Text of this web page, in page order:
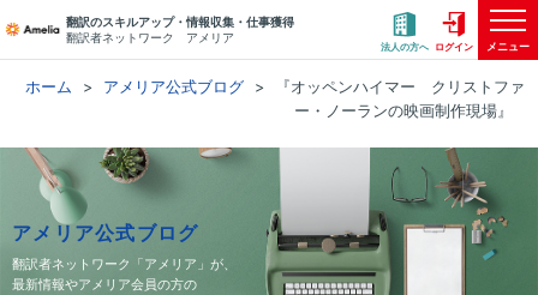
翻訳のスキルアップ・情報収集・仕事獲得
翻訳者ネットワーク アメリア
法人の方へ ログイン メニュー
ホーム アメリア公式ブログ
『オッペンハイマー クリストファ
ー・ノーランの映画制作現場』
アメリア公式ブログ
翻訳者ネットワーク「アメリア」が、
最新情報やアメリア会員の方の